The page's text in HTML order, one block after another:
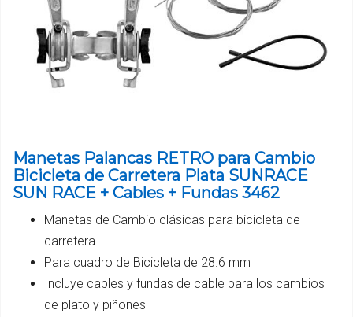
Manetas Palancas RETRO para Cambio
Bicicleta de Carretera Plata SUNRACE
SUN RACE + Cables + Fundas 3462
Manetas de Cambio clásicas para bicicleta de
carretera
Para cuadro de Bicicleta de 28.6 mm
Incluye cables y fundas de cable para los cambios
de plato y piñones